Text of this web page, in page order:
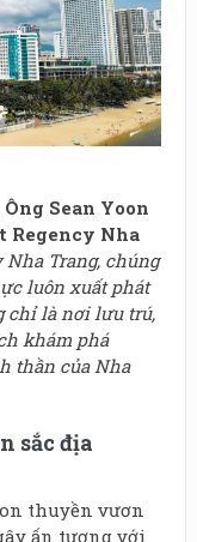
Ông Sean Yoon
Regency Nha
Nha Trang, chúng
luôn xuất phát
chỉ là nơi lưu trú,
khám phá
thần của Nha
sắc địa
thuyền vươn
ấn tượng với